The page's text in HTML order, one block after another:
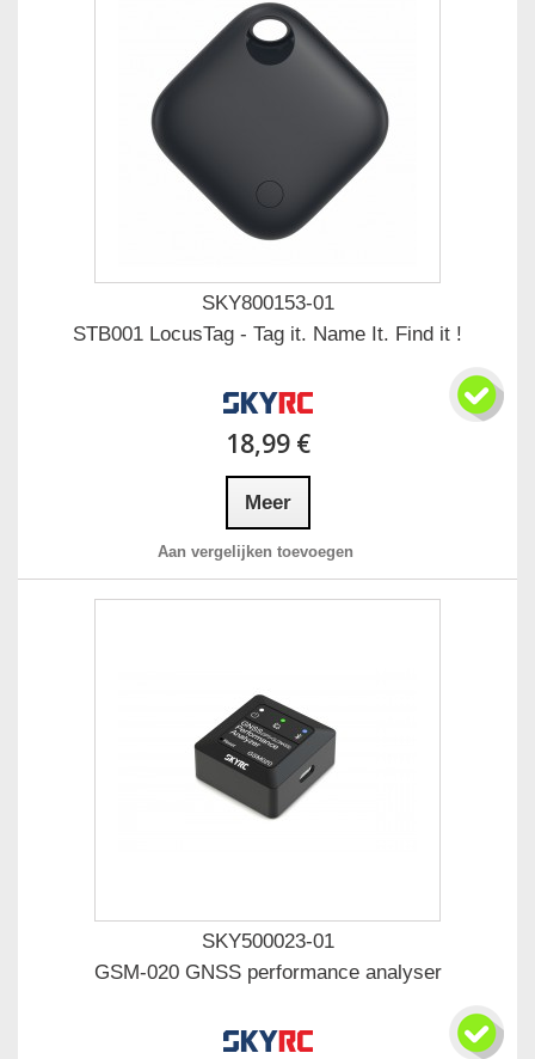
SKY800153-01
STB001 LocusTag - Tag it. Name It. Find it !
18,99 €
Meer
Aan vergelijken toevoegen
SKY500023-01
GSM-020 GNSS performance analyser